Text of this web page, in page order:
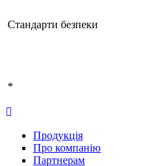
Стандарти безпеки
*
Продукція
Про компанію
Партнерам